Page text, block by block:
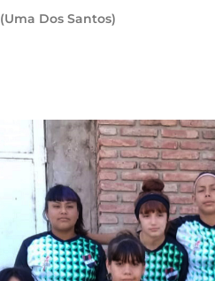
(Uma Dos Santos)